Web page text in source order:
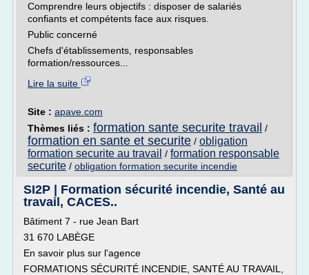
Comprendre leurs objectifs : disposer de salariés
confiants et compétents face aux risques.
Public concerné
Chefs d'établissements, responsables
formation/ressources...
Lire la suite
Site : apave.com
Thèmes liés : formation sante securite travail /
formation en sante et securite / obligation
formation securite au travail / formation responsable
securite / obligation formation securite incendie
SI2P | Formation sécurité incendie, Santé au
travail, CACES..
Bâtiment 7 - rue Jean Bart
31 670 LABÈGE
En savoir plus sur l'agence
FORMATIONS SÉCURITÉ INCENDIE, SANTÉ AU TRAVAIL,